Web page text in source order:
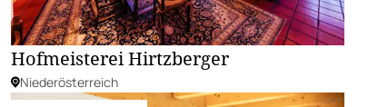
Hofmeisterei Hirtzberger
Niederösterreich